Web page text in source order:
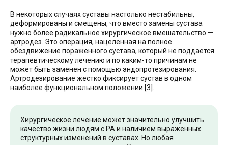
В некоторых случаях суставы настолько нестабильны,
деформированы и смещены, что вместо замены сустава
нужно более радикальное хирургическое вмешательство —
артродез. Это операция, нацеленная на полное
обездвижение пораженного сустава, который не поддается
терапевтическому лечению и по каким-то причинам не
может быть заменен с помощью эндопротезирования.
Артродезирование жестко фиксирует сустав в одном
наиболее функциональном положении [3].
Хирургическое лечение может значительно улучшить
качество жизни людям с РА и наличием выраженных
структурных изменений в суставах. Но любая